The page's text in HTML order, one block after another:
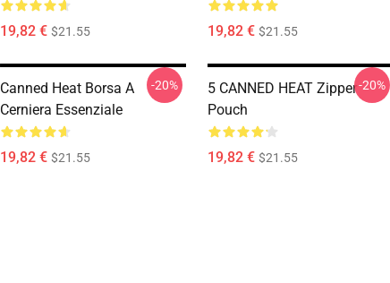
19,82 € $21.55 19,82 € $21.55
Canned Heat Borsa A
Cerniera Essenziale
19,82 € $21.55
-20%
5 CANNED HEAT Zipper
Pouch
19,82 € $21.55
-20%